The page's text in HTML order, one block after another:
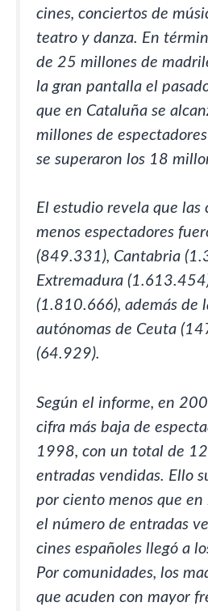
cines, conciertos de
teatro y danza. En
de 25 millones de
la gran pantalla el
que en Cataluña se
millones de
se superaron los 18
El estudio revela que las
menos espectadores
(849.331), Cantabria
Extremadura
(1.810.666), además de
autónomas de Ceuta
(64.929).
Según el informe, en
cifra más baja de
1998, con un total de
entradas vendidas. Ello
por ciento menos que
el número de entradas
cines españoles llegó a
Por comunidades, los
que acuden con mayor